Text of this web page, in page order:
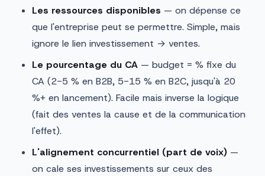
Les ressources disponibles — on dépense ce
que l'entreprise peut se permettre. Simple, mais
ignore le lien investissement → ventes.
Le pourcentage du CA — budget = % fixe du
CA (2-5 % en B2B, 5-15 % en B2C, jusqu'à 20
%+ en lancement). Facile mais inverse la logique
(fait des ventes la cause et de la communication
l'effet).
L'alignement concurrentiel (part de voix) —
on cale ses investissements sur ceux des